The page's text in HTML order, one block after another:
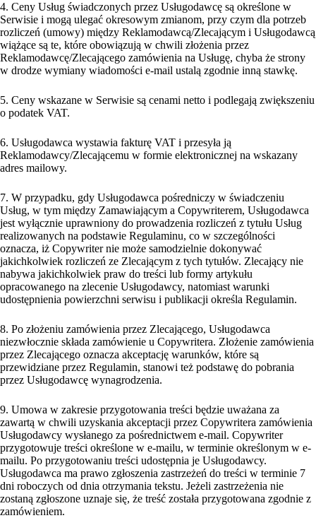
4. Ceny Usług świadczonych przez Usługodawcę są określone w
Serwisie i mogą ulegać okresowym zmianom, przy czym dla potrzeb
rozliczeń (umowy) między Reklamodawcą/Zlecającym i Usługodawcą
wiążące są te, które obowiązują w chwili złożenia przez
Reklamodawcę/Zlecającego zamówienia na Usługę, chyba że strony
w drodze wymiany wiadomości e-mail ustalą zgodnie inną stawkę.
5. Ceny wskazane w Serwisie są cenami netto i podlegają zwiększeniu
o podatek VAT.
6. Usługodawca wystawia fakturę VAT i przesyła ją
Reklamodawcy/Zlecającemu w formie elektronicznej na wskazany
adres mailowy.
7. W przypadku, gdy Usługodawca pośredniczy w świadczeniu
Usług, w tym między Zamawiającym a Copywriterem, Usługodawca
jest wyłącznie uprawniony do prowadzenia rozliczeń z tytułu Usług
realizowanych na podstawie Regulaminu, co w szczególności
oznacza, iż Copywriter nie może samodzielnie dokonywać
jakichkolwiek rozliczeń ze Zlecającym z tych tytułów. Zlecający nie
nabywa jakichkolwiek praw do treści lub formy artykułu
opracowanego na zlecenie Usługodawcy, natomiast warunki
udostępnienia powierzchni serwisu i publikacji określa Regulamin.
8. Po złożeniu zamówienia przez Zlecającego, Usługodawca
niezwłocznie składa zamówienie u Copywritera. Złożenie zamówienia
przez Zlecającego oznacza akceptację warunków, które są
przewidziane przez Regulamin, stanowi też podstawę do pobrania
przez Usługodawcę wynagrodzenia.
9. Umowa w zakresie przygotowania treści będzie uważana za
zawartą w chwili uzyskania akceptacji przez Copywritera zamówienia
Usługodawcy wysłanego za pośrednictwem e-mail. Copywriter
przygotowuje treści określone w e-mailu, w terminie określonym w e-
mailu. Po przygotowaniu treści udostępnia je Usługodawcy.
Usługodawca ma prawo zgłoszenia zastrzeżeń do treści w terminie 7
dni roboczych od dnia otrzymania tekstu. Jeżeli zastrzeżenia nie
zostaną zgłoszone uznaje się, że treść została przygotowana zgodnie z
zamówieniem.